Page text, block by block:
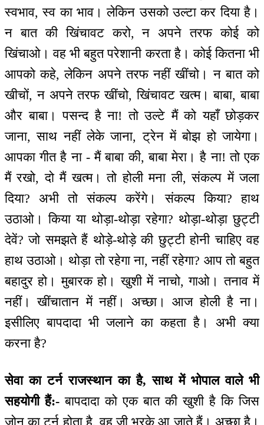
स्वभाव, स्व का भाव। लेकिन उसको उल्टा कर दिया है।
न बात की खिंचावट करो, न अपने तरफ कोई को
खिंचाओ। वह भी बहुत परेशानी करता है। कोई कितना भी
आपको कहे, लेकिन अपने तरफ नहीं खींचो। न बात को
खीचों, न अपने तरफ खींचो, खिंचावट खत्म। बाबा, बाबा
और बाबा। पसन्द है ना! तो उल्टे मैं को यहाँ छोड़कर
जाना, साथ नहीं लेके जाना, ट्रेन में बोझ हो जायेगा।
आपका गीत है ना - मैं बाबा की, बाबा मेरा। है ना! तो एक
मैं रखो, दो मैं खत्म। तो होली मना ली, संकल्प में जला
दिया? अभी तो संकल्प करेंगे। संकल्प किया? हाथ
उठाओ। किया या थोड़ा-थोड़ा रहेगा? थोड़ा-थोड़ा छुट्टी
देवें? जो समझते हैं थोड़े-थोड़े की छुट्टी होनी चाहिए वह
हाथ उठाओ। थोड़ा तो रहेगा ना, नहीं रहेगा? आप तो बहुत
बहादुर हो। मुबारक हो। खुशी में नाचो, गाओ। तनाव में
नहीं। खींचातान में नहीं। अच्छा। आज होली है ना।
इसीलिए बापदादा भी जलाने का कहता है। अभी क्या
करना है?
सेवा का टर्न राजस्थान का है, साथ में भोपाल वाले भी
सहयोगी हैं:- बापदादा को एक बात की खुशी है कि जिस
ज़ोन का टर्न होता है, वह जी भरके आ जाते हैं। अच्छा है।